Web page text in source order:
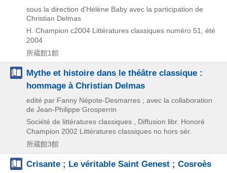
sous la direction d'Hélène Baby avec la participation de
Christian Delmas
H. Champion c2004 Littératures classiques numéro 51,
été
2004
所蔵館1館
Mythe et histoire dans le théâtre classique :
hommage à Christian Delmas
edité par Fanny Népote-Desmarres ; avec la collaboration
de Jean-Philippe Grosperrin
Société de littératures classiques , Diffusion libr. Honoré
Champion 2002 Littératures classiques no hors sér.
所蔵館3館
Crisante ; Le véritable Saint Genest ; Cosroès